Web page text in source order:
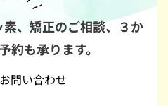
、矯正のご相談、 ３か
約も承ります。
問い合わせ